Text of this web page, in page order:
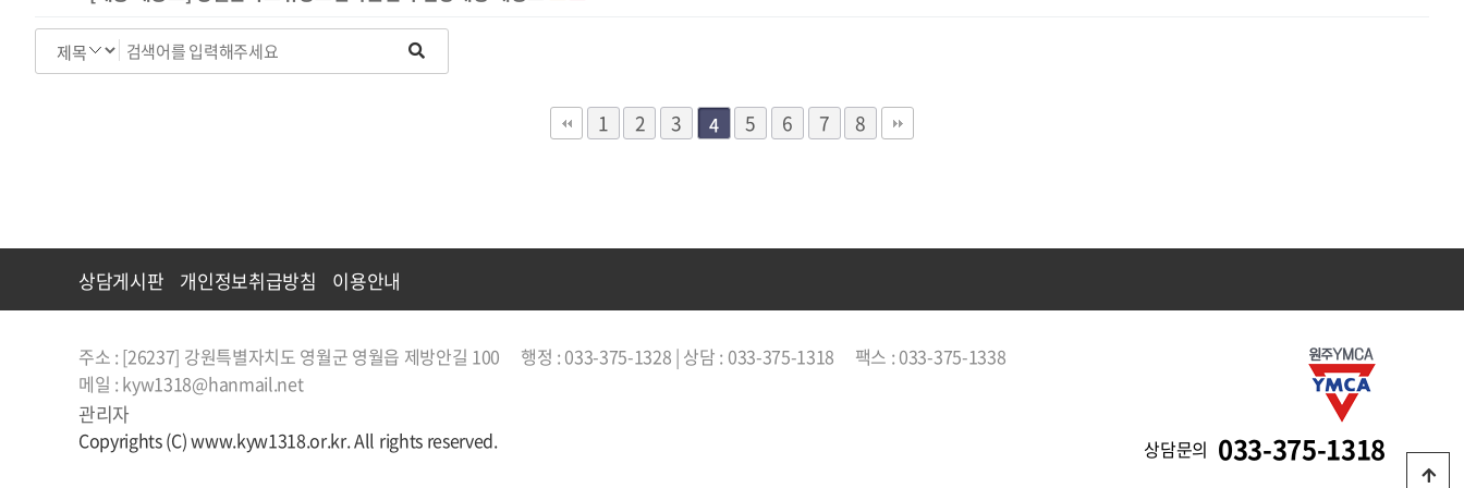
1 2 3 4 5 6 7 8
상담게시판 개인정보취급방침 이용안내
주소 : [26237] 강원특별자치도 영월군 영월읍 제방안길 100 행정 : 033-375-1328 | 상담 : 033-375-1318
팩스 : 033-375-1338
메일 : kyw1318@hanmail.net
관리자
Copyrights (C) www.kyw1318.or.kr. All rights reserved. 상담문의 033-375-1318